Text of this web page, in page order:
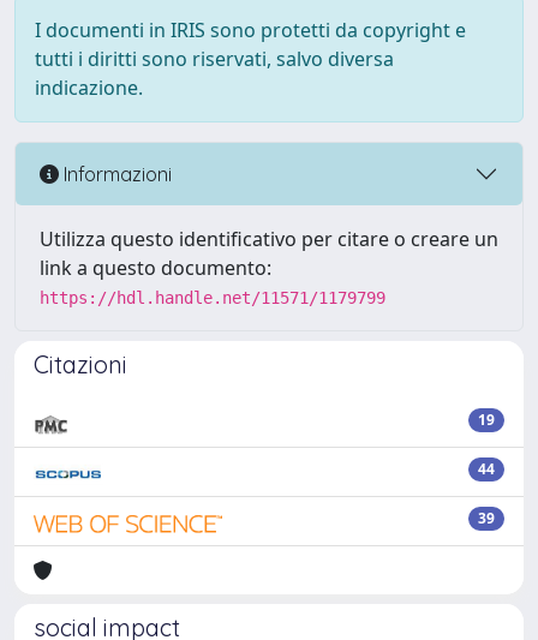
I documenti in IRIS sono protetti da copyright e
tutti i diritti sono riservati, salvo diversa
indicazione.
Informazioni
Utilizza questo identificativo per citare o creare un
link a questo documento:
https://hdl.handle.net/11571/1179799
Citazioni
19
44
39
social impact